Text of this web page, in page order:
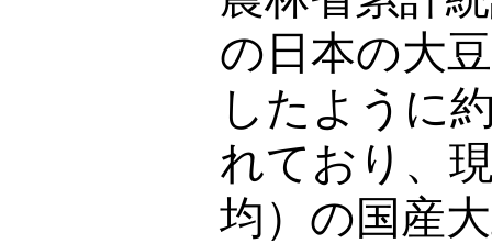
の日本の大
したように
れており、
均）の国産